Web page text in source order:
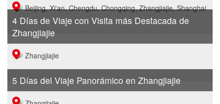
Beijing, Xi'an, Chengdu, Chongqing, Zhangjiajie, Shanghai
4 Días de Viaje con Visita más Destacada de
Zhangjiajie
Zhangjiajie
5 Días del Viaje Panorámico en Zhangjiajie